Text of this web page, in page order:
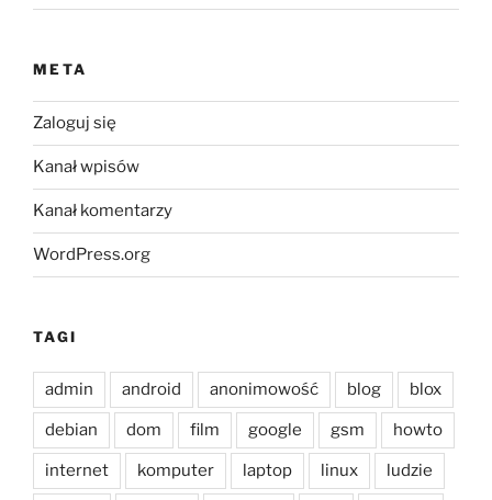
META
Zaloguj się
Kanał wpisów
Kanał komentarzy
WordPress.org
TAGI
admin android anonimowość blog blox
debian dom film google gsm howto
internet komputer laptop linux ludzie